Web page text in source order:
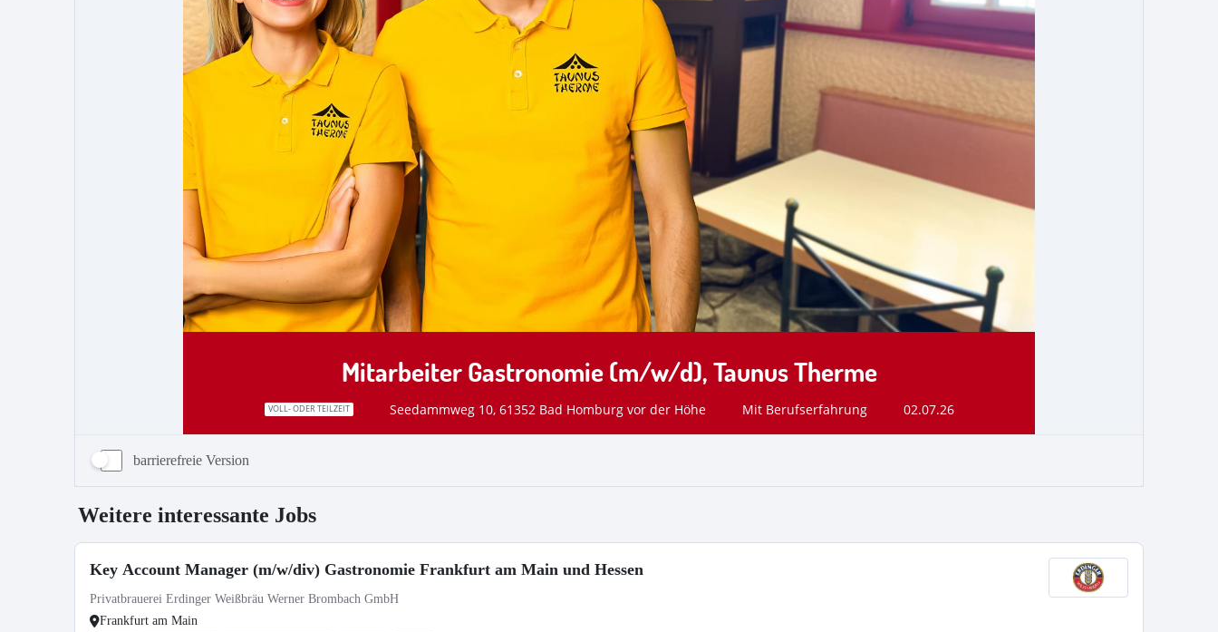
barrierefreie Version
Weitere interessante Jobs
Key Account Manager (m/w/div) Gastronomie Frankfurt am Main und Hessen
Privatbrauerei Erdinger Weißbräu Werner Brombach GmbH
Frankfurt am Main